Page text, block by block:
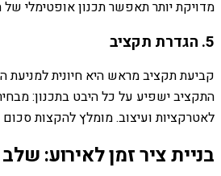
מדויקת יותר תאפשר תכנון אופטימלי
5. הגדרת תקציב
קביעת תקציב מראש היא חיונית למניעת
התקציב ישפיע על כל היבט בתכנון:
לאטרקציות ועיצוב. מומלץ להקצות סכום
בניית ציר זמן לאירוע: